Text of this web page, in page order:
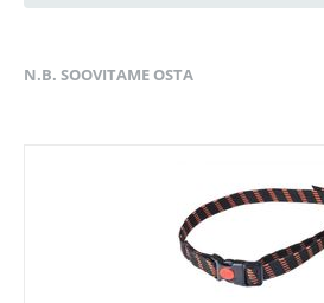
N.B. SOOVITAME OSTA